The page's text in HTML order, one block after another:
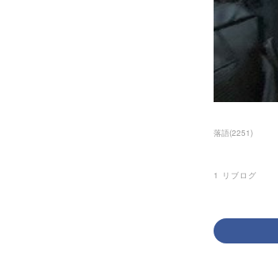
落語(2251)
1 リブログ